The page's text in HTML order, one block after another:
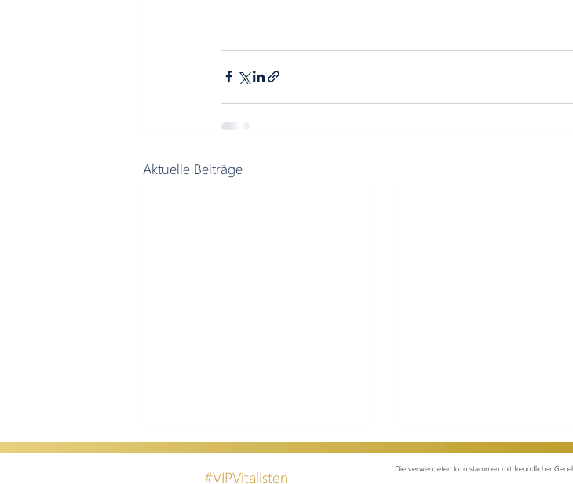
Aktuelle Beiträge
Die verwendeten Icon stammen mit freundlicher
#VIPVitalisten